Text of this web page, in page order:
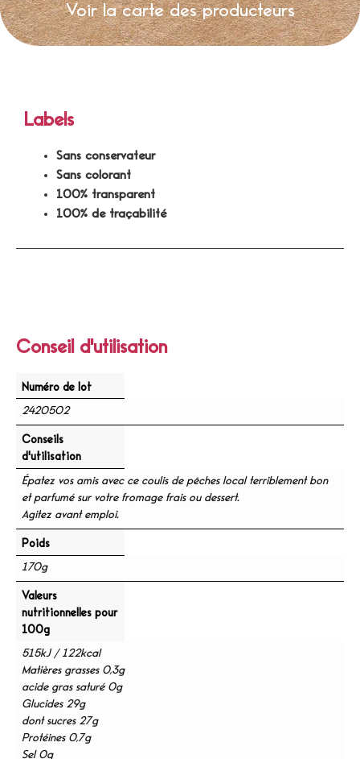
Voir la carte des producteurs
Conseil d'utilisation
Numéro de lot
2420502
Conseils
d'utilisation
Épatez vos amis avec ce coulis de pêches local terriblement bon
et parfumé sur votre fromage frais ou dessert.
Agitez avant emploi.
Poids
170g
Valeurs
nutritionnelles pour
100g
515kJ / 122kcal
Matières grasses 0,3g
acide gras saturé 0g
Glucides 29g
dont sucres 27g
Protéines 0,7g
Sel 0g
Labels
Sans conservateur
Sans colorant
100% transparent
100% de traçabilité